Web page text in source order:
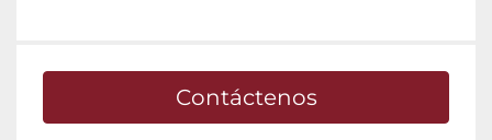
Contáctenos